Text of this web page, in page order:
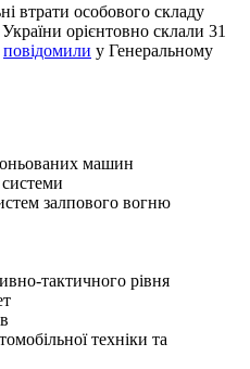
втрати особового складу
орієнтовно склали 31
повідомили у Генеральному
машин
залпового вогню
тактичного рівня
техніки та